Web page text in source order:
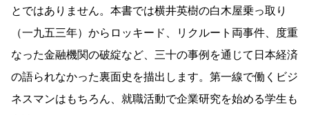
とではありません。本書では横井英樹の白木屋乗っ取り
（一九五三年）からロッキード、リクルート両事件、度重
なった金融機関の破綻など、三十の事例を通じて日本経済
の語られなかった裏面史を描出します。第一線で働くビジ
ネスマンはもちろん、就職活動で企業研究を始める学生も